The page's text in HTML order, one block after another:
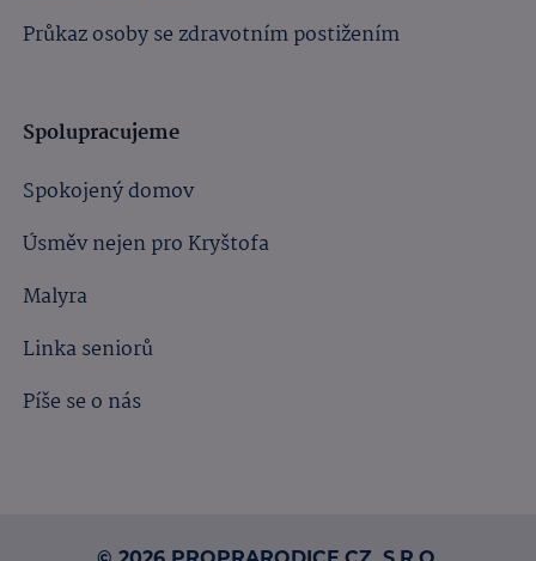
Průkaz osoby se zdravotním postižením
Spolupracujeme
Spokojený domov
Úsměv nejen pro Kryštofa
Malyra
Linka seniorů
Píše se o nás